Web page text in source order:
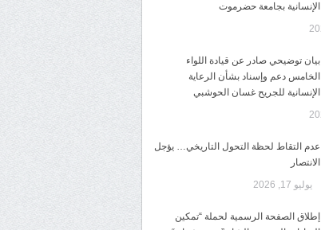
الإنسانية بجامعة حضرموت
​بيان توضيحي صادر عن قيادة اللواء
الخامس دعم وإسناد بشأن الرعاية
الإنسانية للجريح غسان الحوشبي
عدم التقاط لحظة التحول التاريخي… يؤجل
الانتصار
يوليو 17, 2026
إطلاق الصفحة الرسمية لحملة “تمكين